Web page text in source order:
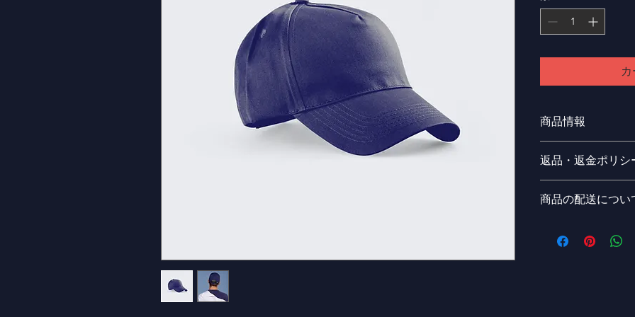
商品情報
明に加え、商品の特
しましょう。
返品・返金ポリシ
満足しなかった場合
だけます。
商品の配送につい
する情報を入力し